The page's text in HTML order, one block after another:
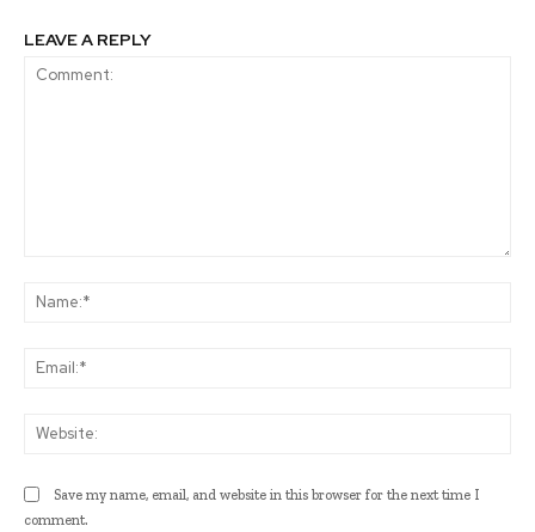
LEAVE A REPLY
Save my name, email, and website in this browser for the next time I
comment.